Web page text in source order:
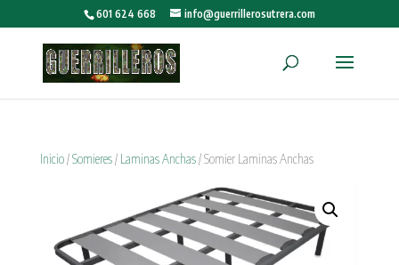
601 624 668 info@guerrillerosutrera.com
Inicio/Somieres/ Laminas Anchas/ Somier Laminas Anchas